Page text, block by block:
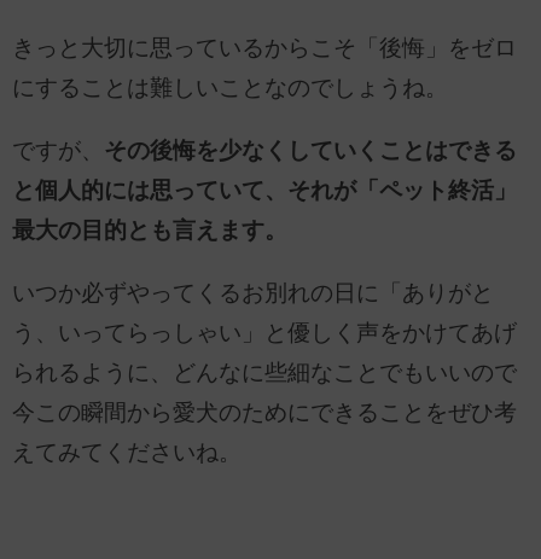
きっと大切に思っているからこそ「後悔」をゼロ
にすることは難しいことなのでしょうね。
ですが、 その後悔を少なくしていくことはできる
と個人的には思っていて、それが「ペット終活」
最大の目的とも言えます。
いつか必ずやってくるお別れの日に「ありがと
う、いってらっしゃい」と優しく声をかけてあげ
られるように、どんなに些細なことでもいいので
今この瞬間から愛犬のためにできることをぜひ考
えてみてくださいね。